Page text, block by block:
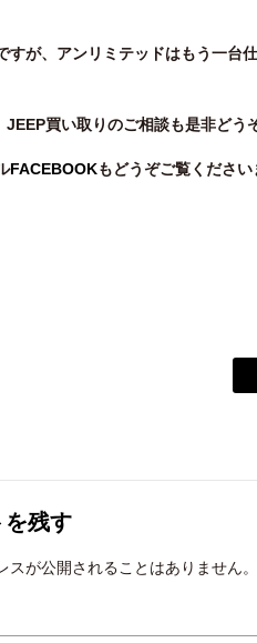
すが、アンリミテッドはもう一台
JEEP買い取りのご相談も是非どう
FACEBOOKもどうぞご覧ください
を残す
スが公開されることはありません。